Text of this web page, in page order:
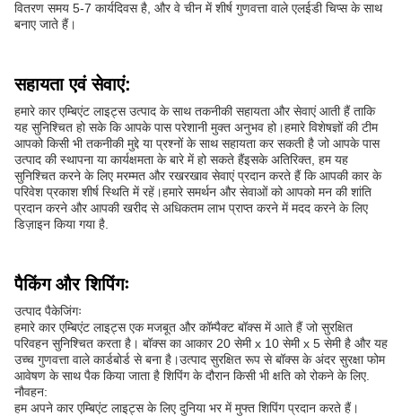
वितरण समय 5-7 कार्यदिवस है, और वे चीन में शीर्ष गुणवत्ता वाले एलईडी चिप्स के साथ
बनाए जाते हैं।
सहायता एवं सेवाएं:
हमारे कार एम्बिएंट लाइट्स उत्पाद के साथ तकनीकी सहायता और सेवाएं आती हैं ताकि
यह सुनिश्चित हो सके कि आपके पास परेशानी मुक्त अनुभव हो।हमारे विशेषज्ञों की टीम
आपको किसी भी तकनीकी मुद्दे या प्रश्नों के साथ सहायता कर सकती है जो आपके पास
उत्पाद की स्थापना या कार्यक्षमता के बारे में हो सकते हैंइसके अतिरिक्त, हम यह
सुनिश्चित करने के लिए मरम्मत और रखरखाव सेवाएं प्रदान करते हैं कि आपकी कार के
परिवेश प्रकाश शीर्ष स्थिति में रहें।हमारे समर्थन और सेवाओं को आपको मन की शांति
प्रदान करने और आपकी खरीद से अधिकतम लाभ प्राप्त करने में मदद करने के लिए
डिज़ाइन किया गया है.
पैकिंग और शिपिंगः
उत्पाद पैकेजिंगः
हमारे कार एम्बिएंट लाइट्स एक मजबूत और कॉम्पैक्ट बॉक्स में आते हैं जो सुरक्षित
परिवहन सुनिश्चित करता है। बॉक्स का आकार 20 सेमी x 10 सेमी x 5 सेमी है और यह
उच्च गुणवत्ता वाले कार्डबोर्ड से बना है।उत्पाद सुरक्षित रूप से बॉक्स के अंदर सुरक्षा फोम
आवेषण के साथ पैक किया जाता है शिपिंग के दौरान किसी भी क्षति को रोकने के लिए.
नौवहन:
हम अपने कार एम्बिएंट लाइट्स के लिए दुनिया भर में मुफ्त शिपिंग प्रदान करते हैं।